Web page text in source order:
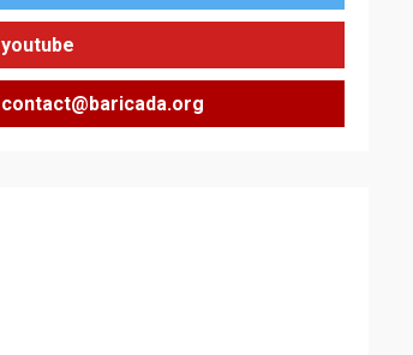
youtube
contact@baricada.org